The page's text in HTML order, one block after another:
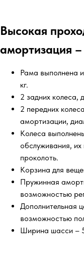
Высокая
амортизация
Рама выполнена
кг.
2 задних колеса,
2 передних
амортизации,
Колеса
обслуживания,
проколоть.
Корзина для
Пружинная
возможностью
Дополнительная
возможностью
Ширина шасси –